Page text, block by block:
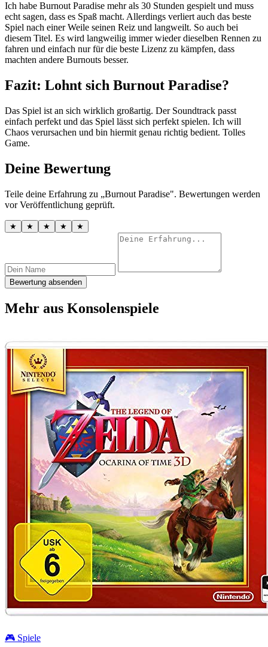
Ich habe Burnout Paradise mehr als 30 Stunden gespielt und muss
echt sagen, dass es Spaß macht. Allerdings verliert auch das beste
Spiel nach einer Weile seinen Reiz und langweilt. So auch bei
diesem Titel. Es wird langweilig immer wieder dieselben Rennen zu
fahren und einfach nur für die beste Lizenz zu kämpfen, dass
machten andere Burnouts besser.
Fazit: Lohnt sich Burnout Paradise?
Das Spiel ist an sich wirklich großartig. Der Soundtrack passt
einfach perfekt und das Spiel lässt sich perfekt spielen. Ich will
Chaos verursachen und bin hiermit genau richtig bedient. Tolles
Game.
Deine Bewertung
Teile deine Erfahrung zu „Burnout Paradise". Bewertungen werden
vor Veröffentlichung geprüft.
★ ★ ★ ★ ★
Bewertung absenden
Mehr aus Konsolenspiele
🎮 Spiele